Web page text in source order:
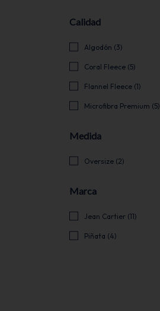
Calidad
Algodón (3)
Coral Fleece (5)
Flannel Fleece (1)
Microfibra Premium (5)
Medida
Oversize (2)
Marca
Jean Cartier (11)
Piñata (4)